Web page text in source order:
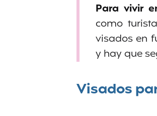
Para vivir
como
visados en
y hay que
Visados